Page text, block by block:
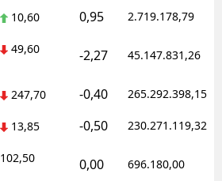
10,60 0,95 2.719.178,79
49,60 -2,27 45.147.831,26
247,70 -0,40 265.292.398,15
13,85 -0,50 230.271.119,32
102,50 0,00 696.180,00